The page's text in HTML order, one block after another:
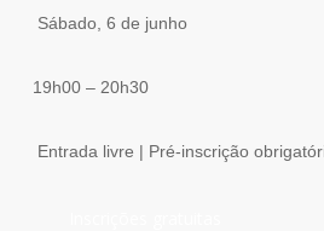
️ Sábado, 6 de junho
19h00 – 20h30
Entrada livre | Pré-inscrição